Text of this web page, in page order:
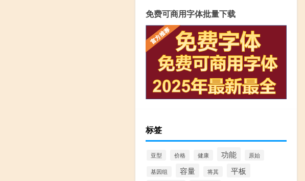
免费可商用字体批量下载
标签
亚型 价格 健康 功能 原始
基因组 容量 将其
平板